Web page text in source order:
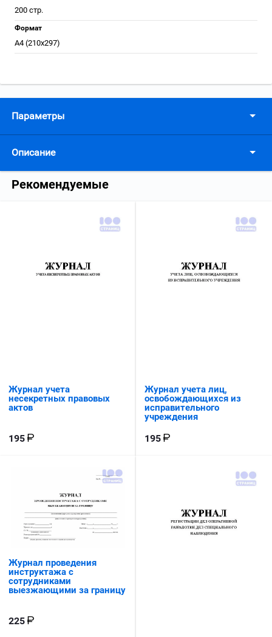
200 стр.
Формат
А4 (210x297)
Параметры
Описание
Рекомендуемые
Журнал учета
несекретных правовых
актов
195
Журнал учета лиц,
освобождающихся из
исправительного
учреждения
195
Журнал проведения
инструктажа с
сотрудниками
выезжающими за границу
225